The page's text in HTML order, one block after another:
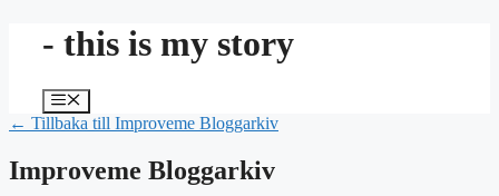
- this is my story
Meny
← Tillbaka till Improveme Bloggarkiv
Improveme Bloggarkiv